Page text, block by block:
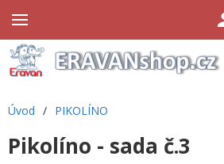
Úvod / PIKOLÍNO
Pikolíno - sada č.3